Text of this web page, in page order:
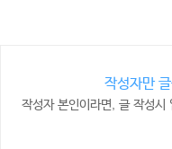
작성자만
작성자 본인이라면, 글 작성시